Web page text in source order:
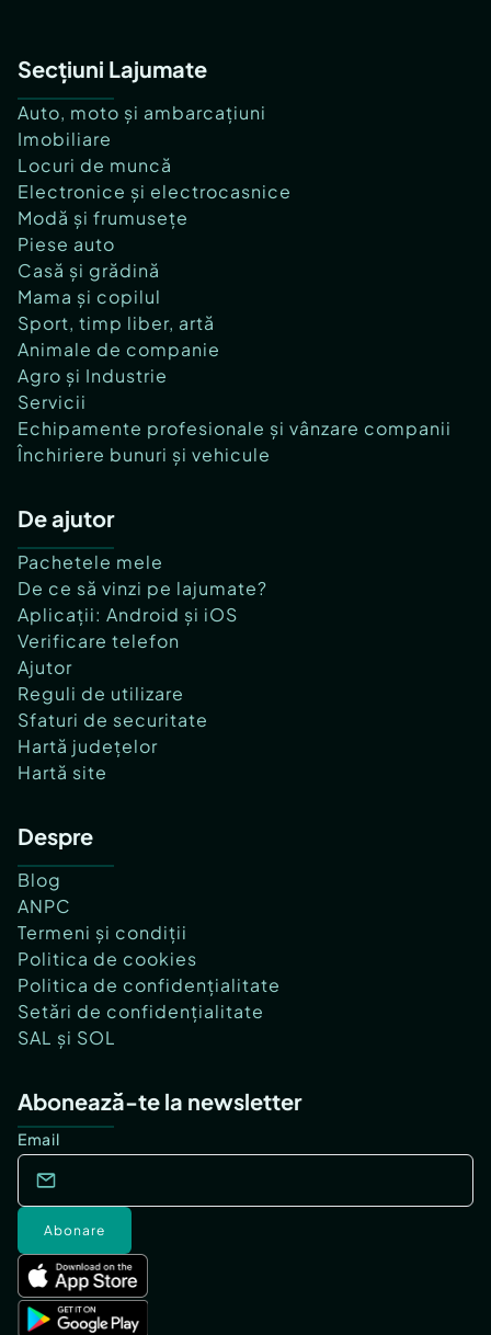
Secțiuni Lajumate
Auto, moto și ambarcațiuni
Imobiliare
Locuri de muncă
Electronice și electrocasnice
Modă și frumusețe
Piese auto
Casă și grădină
Mama și copilul
Sport, timp liber, artă
Animale de companie
Agro și Industrie
Servicii
Echipamente profesionale și vânzare companii
Închiriere bunuri și vehicule
De ajutor
Pachetele mele
De ce să vinzi pe lajumate?
Aplicații: Android și iOS
Verificare telefon
Ajutor
Reguli de utilizare
Sfaturi de securitate
Hartă județelor
Hartă site
Despre
Blog
ANPC
Termeni și condiții
Politica de cookies
Politica de confidențialitate
Setări de confidențialitate
SAL și SOL
Abonează-te la newsletter
Email
Abonare